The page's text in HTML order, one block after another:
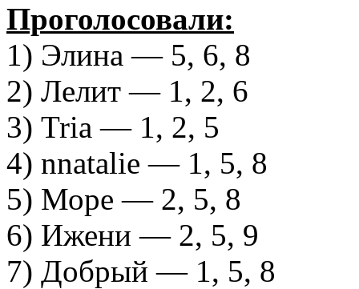
Проголосовали:
1) Элина — 5, 6, 8
2) Лелит — 1, 2, 6
3) Tria — 1, 2, 5
4) nnatalie — 1, 5, 8
5) Море — 2, 5, 8
6) Ижени — 2, 5, 9
7) Добрый — 1, 5, 8